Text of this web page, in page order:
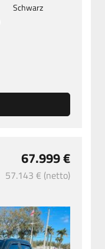
Schwarz
67.999 €
57.143 € (netto)